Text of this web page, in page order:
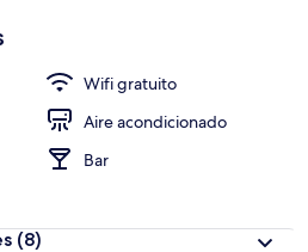
Wifi gratuito
Aire acondicionado
Bar
(8)